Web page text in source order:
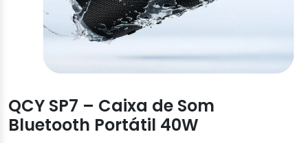
QCY SP7 – Caixa de Som
Bluetooth Portátil 40W